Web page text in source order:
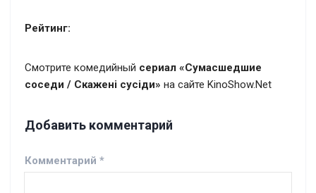
Рейтинг:
Смотрите комедийный сериал «Сумасшедшие
соседи / Скажені сусіди» на сайте KinoShow.Net
Добавить комментарий
Комментарий *